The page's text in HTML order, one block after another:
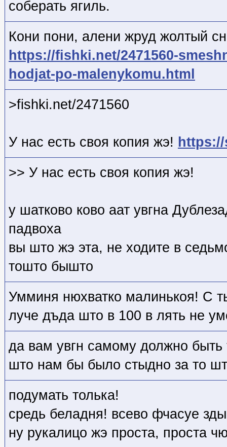
соберать ягиль.
Кони пони, алени жруд жолтый
https://fishki.net/2471560-
hodjat-po-malenykomu.html
>fishki.net/2471560
У нас есть своя копия жэ!
>> У нас есть своя копия жэ!
у шатково ково аат увгна
падвоха
вы што жэ эта, не ходите в
тошто бышто
Умминя нюхватко малинькоя! С
луче дъда што в 100 в лять не
да вам увгн самому должно быть
што нам бы было стыдно за то
подумать толька!
средь беладня! всево фчасуе
ну рукалицо жэ проста, проста